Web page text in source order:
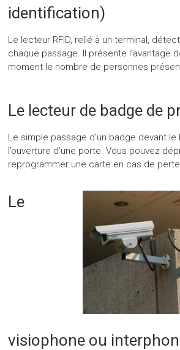
identification)
Le lecteur RFID, relié à un terminal,
chaque passage. Il présente l’avantage
moment le nombre de personnes
Le lecteur de badge de
Le simple passage d’un badge devant
l’ouverture d’une porte. Vous pouvez
reprogrammer une carte en cas de
Le
visiophone ou